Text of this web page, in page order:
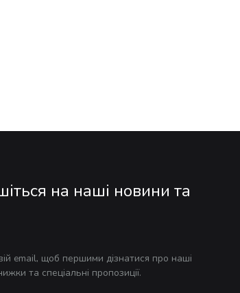
на наші новини та
email, щоб першими дізнатися про наші
та спеціальні пропозиції.